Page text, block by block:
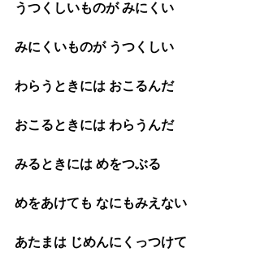
うつくしいものが みにくい
みにくいものが うつくしい
わらうときには おこるんだ
おこるときには わらうんだ
みるときには めをつぶる
めをあけても なにもみえない
あたまは じめんにくっつけて